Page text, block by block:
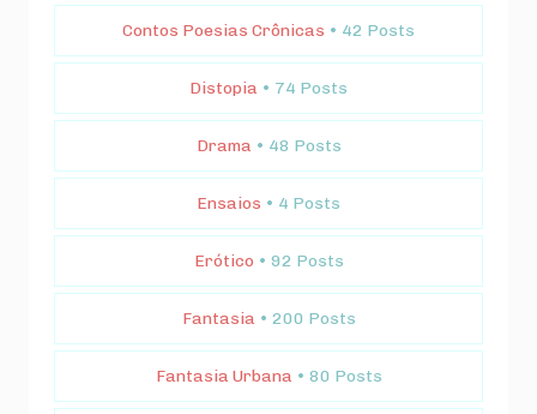
Contos Poesias Crônicas • 42 Posts
Distopia • 74 Posts
Drama • 48 Posts
Ensaios • 4 Posts
Erótico • 92 Posts
Fantasia • 200 Posts
Fantasia Urbana • 80 Posts